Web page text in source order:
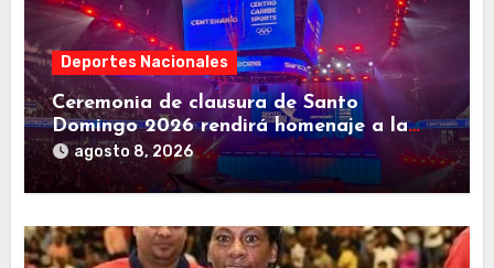
Deportes Nacionales
Ceremonia de clausura de Santo
Domingo 2026 rendirá homenaje a la
familia deportiva de Centroamérica y el
Caribe
agosto 8, 2026